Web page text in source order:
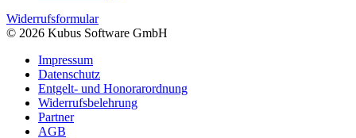
Widerrufsformular
© 2026 Kubus Software GmbH
Impressum
Datenschutz
Entgelt- und Honorarordnung
Widerrufsbelehrung
Partner
AGB